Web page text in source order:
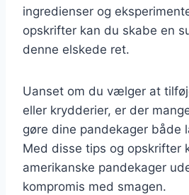
ingredienser og
opskrifter kan du skabe en
denne elskede ret.
Uanset om du vælger at
eller krydderier, er der
gøre dine pandekager både
Med disse tips og opskrifter
amerikanske pandekager
kompromis med smagen.